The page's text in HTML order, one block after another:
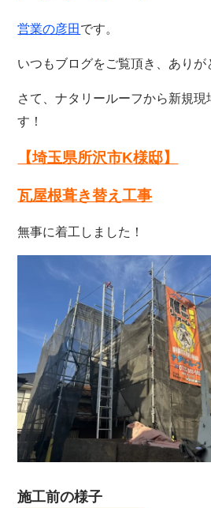
営業の彦田 です。
いつもブログをご覧頂き、ありが
さて、ナタリールーフから新規現
す！
【埼玉県所沢市K様邸】
瓦屋根葺き替え工事
無事に着工しました！
施工前の様子